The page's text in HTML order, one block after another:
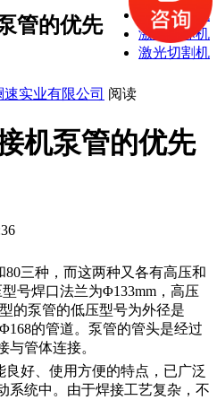
激光焊接机
激光打标机
激光切割机
管的优先
速实业有限公司 阅读
机泵管的优先
80三种，而这两种又各有高压和
号焊口法兰为Φ133mm，高压
的泵管的低压型号为外径是
的管道。泵管的管头是经过
与管体连接。
好、使用方便的特点，已广泛
系统中。由于焊接工艺复杂，不